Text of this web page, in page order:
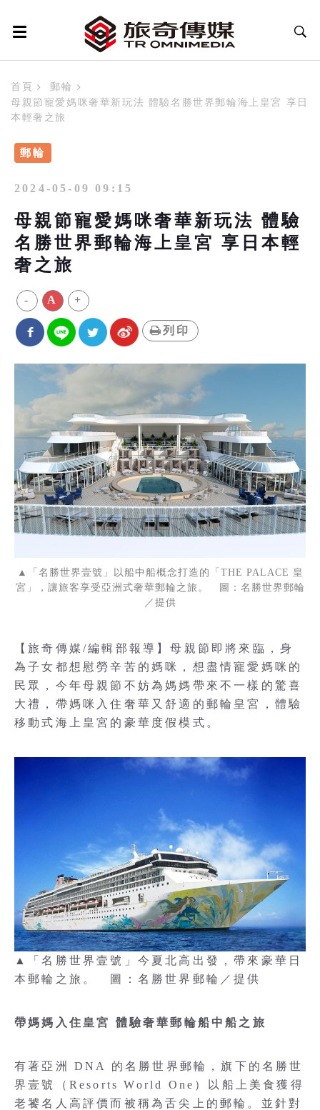
首頁
郵輪
母親節寵愛媽咪奢華新玩法 體驗名勝世界郵輪海上皇宮 享日
本輕奢之旅
郵輪
2024-05-09 09:15
母親節寵愛媽咪奢華新玩法 體驗
名勝世界郵輪海上皇宮 享日本輕
奢之旅
- A +
列印
▲「名勝世界壹號」以船中船概念打造的「THE PALACE 皇
宮」，讓旅客享受亞洲式奢華郵輪之旅。 圖：名勝世界郵輪
／提供
【旅奇傳媒/編輯部報導】母親節即將來臨，身
為子女都想慰勞辛苦的媽咪，想盡情寵愛媽咪的
民眾，今年母親節不妨為媽媽帶來不一樣的驚喜
大禮，帶媽咪入住奢華又舒適的郵輪皇宮，體驗
移動式海上皇宮的豪華度假模式。
▲「名勝世界壹號」今夏北高出發，帶來豪華日
本郵輪之旅。 圖：名勝世界郵輪／提供
帶媽媽入住皇宮 體驗奢華郵輪船中船之旅
有著亞洲 DNA 的名勝世界郵輪，旗下的名勝世
界壹號（Resorts World One）以船上美食獲得
老饕名人高評價而被稱為舌尖上的郵輪。並針對